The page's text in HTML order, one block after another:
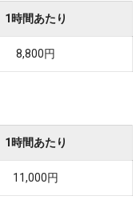
1時間あたり
8,800円
1時間あたり
11,000円